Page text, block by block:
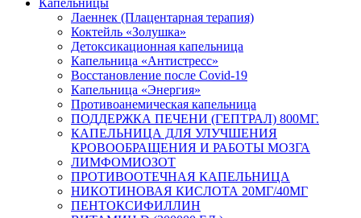
Капельницы
Лаеннек (Плацентарная терапия)
Коктейль «Золушка»
Детоксикационная капельница
Капельница «Антистресс»
Восстановление после Covid-19
Капельница «Энергия»
Противоанемическая капельница
ПОДДЕРЖКА ПЕЧЕНИ (ГЕПТРАЛ) 800МГ.
КАПЕЛЬНИЦА ДЛЯ УЛУЧШЕНИЯ
КРОВООБРАЩЕНИЯ И РАБОТЫ МОЗГА
ЛИМФОМИОЗОТ
ПРОТИВООТЕЧНАЯ КАПЕЛЬНИЦА
НИКОТИНОВАЯ КИСЛОТА 20МГ/40МГ
ПЕНТОКСИФИЛЛИН